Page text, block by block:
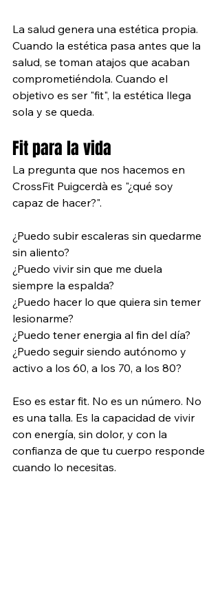
La salud genera una estética propia.
Cuando la estética pasa antes que la
salud, se toman atajos que acaban
comprometiéndola. Cuando el
objetivo es ser "fit", la estética llega
sola y se queda.
Fit para la vida
La pregunta que nos hacemos en
CrossFit Puigcerdà es "¿qué soy
capaz de hacer?".
¿Puedo subir escaleras sin quedarme
sin aliento?
¿Puedo vivir sin que me duela
siempre la espalda?
¿Puedo hacer lo que quiera sin temer
lesionarme?
¿Puedo tener energia al fin del día?
¿Puedo seguir siendo autónomo y
activo a los 60, a los 70, a los 80?
Eso es estar fit. No es un número. No
es una talla. Es la capacidad de vivir
con energía, sin dolor, y con la
confianza de que tu cuerpo responde
cuando lo necesitas.